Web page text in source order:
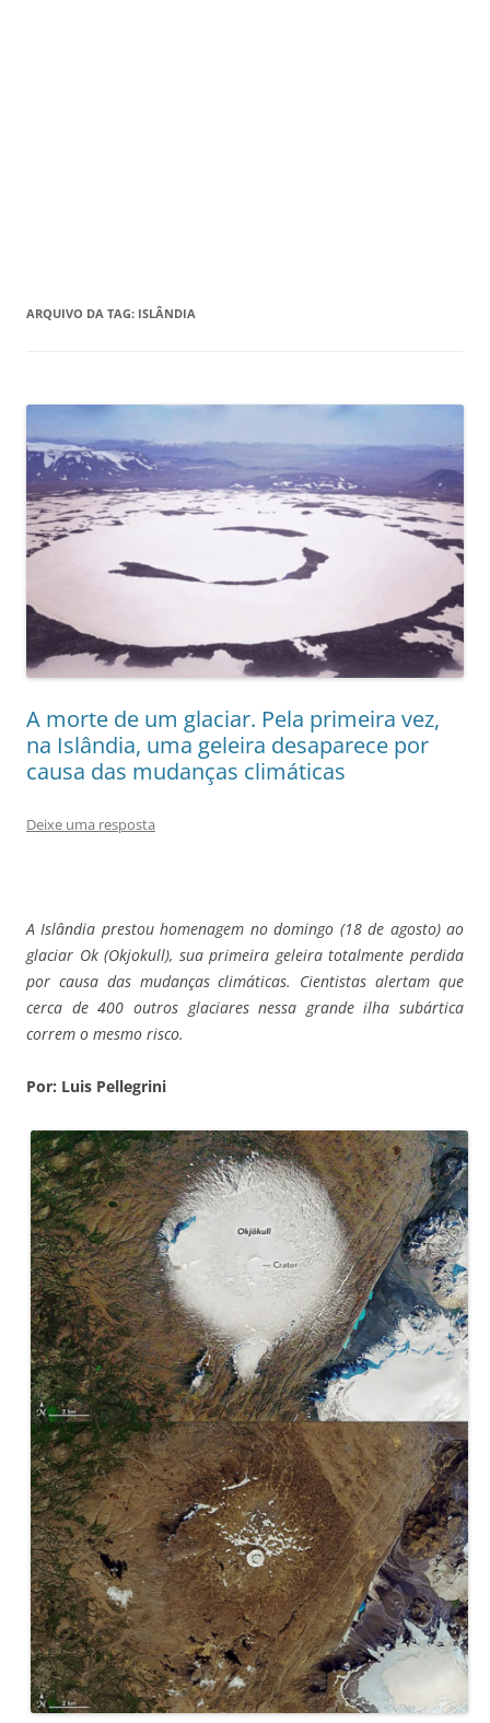
ARQUIVO DA TAG: ISLÂNDIA
A morte de um glaciar. Pela primeira vez,
na Islândia, uma geleira desaparece por
causa das mudanças climáticas
Deixe uma resposta
A Islândia prestou homenagem no domingo (18 de agosto) ao
glaciar Ok (Okjokull), sua primeira geleira totalmente perdida
por causa das mudanças climáticas. Cientistas alertam que
cerca de 400 outros glaciares nessa grande ilha subártica
correm o mesmo risco.
Por: Luis Pellegrini